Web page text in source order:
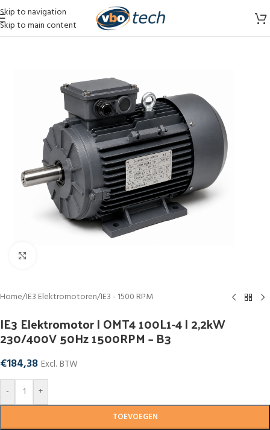
Skip to navigation
Skip to main content
Home/IE3 Elektromotoren/IE3 - 1500 RPM
IE3 Elektromotor | OMT4 100L1-4 | 2,2kW
230/400V 50Hz 1500RPM – B3
€184,38 Excl. BTW
-
+
TOEVOEGEN